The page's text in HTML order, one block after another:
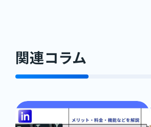
関連コラム